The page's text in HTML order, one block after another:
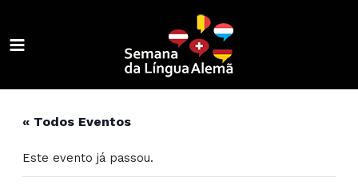
MENU
« Todos Eventos
Este evento já passou.